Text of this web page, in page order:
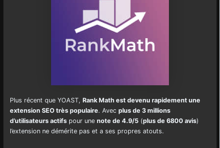
Plus récent que YOAST, Rank Math est devenu rapidement une
extension SEO très populaire. Avec plus de 3 millions
d’utilisateurs actifspour une note de 4.9/5(plus de 6800 avis)
l’extension ne démérite pas et a ses propres atouts.